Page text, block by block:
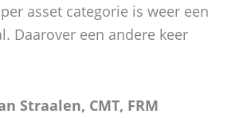
asset categorie is weer een
Daarover een andere keer
Straalen, CMT, FRM